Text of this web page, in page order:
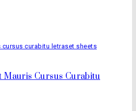
Mauris Cursus Curabitu